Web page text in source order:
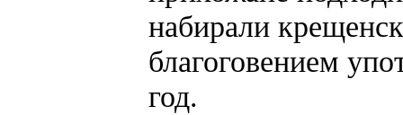
набирали
благоговением
год.